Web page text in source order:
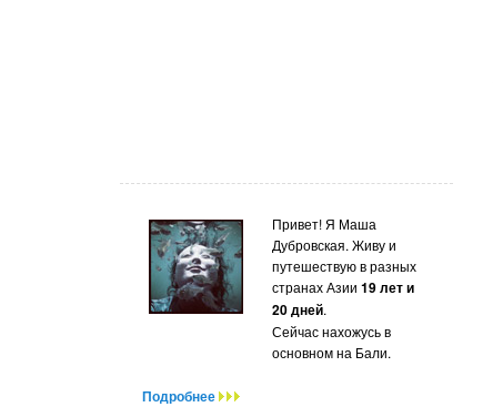
Привет! Я Маша
Дубровская. Живу и
путешествую в разных
странах Азии 19 лет и
20 дней.
Сейчас нахожусь в
основном на Бали.
Подробнее